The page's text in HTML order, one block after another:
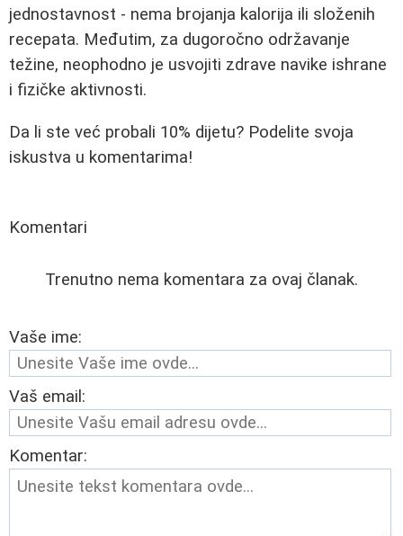
jednostavnost - nema brojanja kalorija ili složenih
recepata. Međutim, za dugoročno održavanje
težine, neophodno je usvojiti zdrave navike ishrane
i fizičke aktivnosti.
Da li ste već probali 10% dijetu? Podelite svoja
iskustva u komentarima!
Komentari
Trenutno nema komentara za ovaj članak.
Vaše ime:
Vaš email:
Komentar: